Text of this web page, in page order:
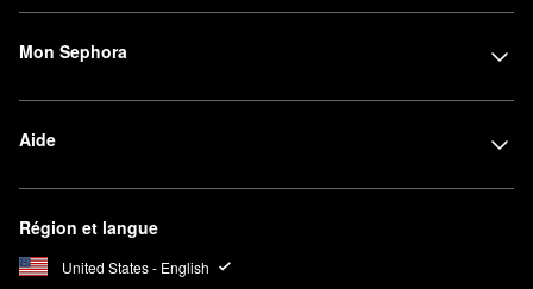
Mon Sephora
Aide
Région et langue
United States - English